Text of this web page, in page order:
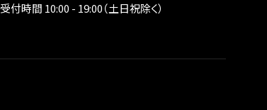
受付時間 10:00 - 19:00（土日祝除く）